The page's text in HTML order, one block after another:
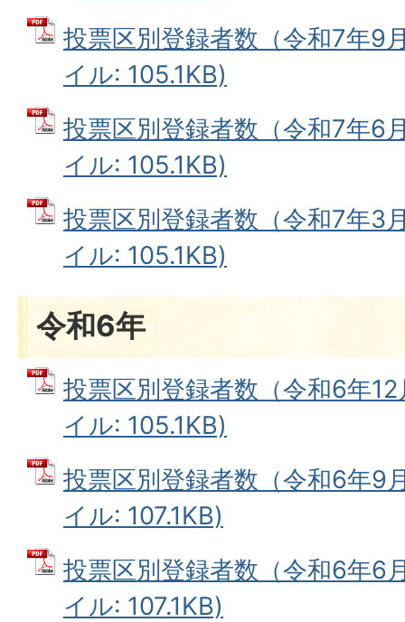
投票区別登録者数（令和7年9
イル: 105.1KB)
投票区別登録者数（令和7年6
イル: 105.1KB)
投票区別登録者数（令和7年3
イル: 105.1KB)
令和6年
投票区別登録者数（令和6年
イル: 105.1KB)
投票区別登録者数（令和6年9
イル: 107.1KB)
投票区別登録者数（令和6年6
イル: 107.1KB)